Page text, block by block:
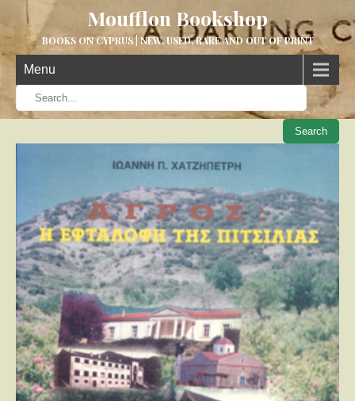
Moufflon Bookshop
BOOKS ON CYPRUS | NEW, USED, RARE AND OUT OF PRINT
Menu
When